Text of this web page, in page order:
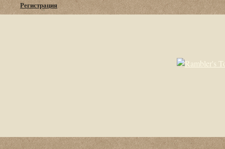
Регистрация